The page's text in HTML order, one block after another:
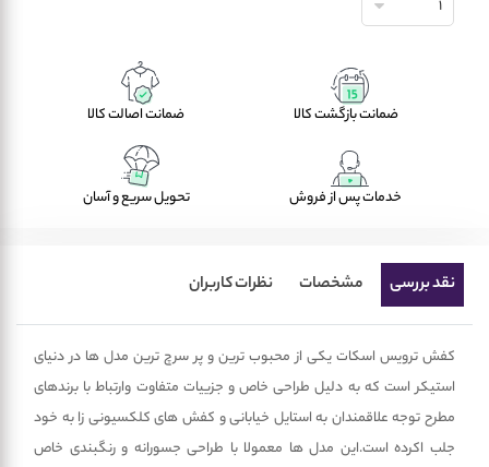
1
ضمانت بازگشت کالا ضمانت اصالت کالا
خدمات پس از فروش تحویل سریع و آسان
نقد بررسی مشخصات نظرات کاربران
کفش ترویس اسکات یکی از محبوب ترین و پر سرچ ترین مدل ها در دنیای
استیکر است که به دلیل طراحی خاص و جزییات متفاوت وارتباط با برندهای
مطرح توجه علاقمندان به استایل خیابانی و کفش های کلکسیونی زا به خود
جلب اکرده است.این مدل ها معمولا با طراحی جسورانه و رنگبندی خاص